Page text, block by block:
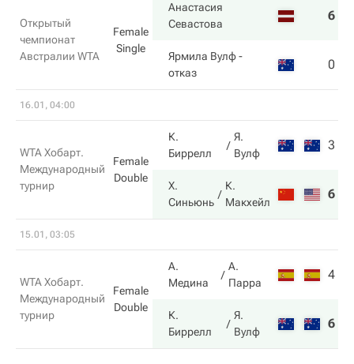
Открытый
чемпионат
Австралии WTA
Female
Single
Анастасия
Севастова
6
Ярмила Вулф-
отказ
0
16.01, 04:00
WTA Хобарт.
Международный
турнир
Female
Double
К.
Биррелл
Я.
Вулф
3
Х.
Синьюнь
К.
Макхейл
6
15.01, 03:05
WTA Хобарт.
Международный
турнир
Female
Double
А.
Медина
А.
Парра
4
К.
Биррелл
Я.
Вулф
6